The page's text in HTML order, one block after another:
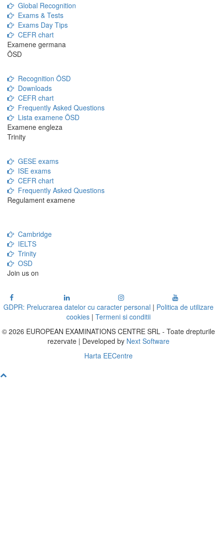
Global Recognition
Exams & Tests
Exams Day Tips
CEFR chart
Examene germana
ÖSD
Recognition ÖSD
Downloads
CEFR chart
Frequently Asked Questions
Lista examene ÖSD
Examene engleza
Trinity
GESE exams
ISE exams
CEFR chart
Frequently Asked Questions
Regulament examene
Cambridge
IELTS
Trinity
OSD
Join us on
GDPR: Prelucrarea datelor cu caracter personal | Politica de utilizare
cookies | Termeni si conditii
© 2026 EUROPEAN EXAMINATIONS CENTRE SRL - Toate drepturile
rezervate | Developed by Next Software
Harta EECentre